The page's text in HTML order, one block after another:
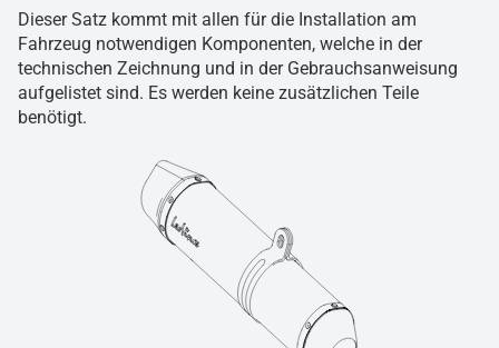
Dieser Satz kommt mit allen für die Installation am
Fahrzeug notwendigen Komponenten, welche in der
technischen Zeichnung und in der Gebrauchsanweisung
aufgelistet sind. Es werden keine zusätzlichen Teile
benötigt.